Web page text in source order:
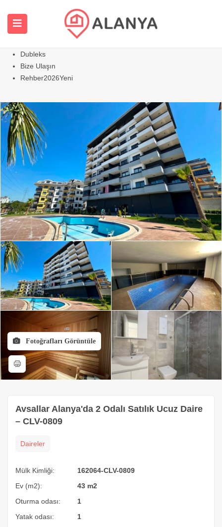
Tüm Emlaklar
Dubleks
Bize Ulaşın
Rehber2026Yeni
Fotoğrafları Görüntüle
Avsallar Alanya'da 2 Odalı Satılık Ucuz Daire
– CLV-0809
Daireler
Mülk Kimliği:
162064-CLV-0809
Ev (m2):
43 m2
Oturma odası:
1
Yatak odası:
1